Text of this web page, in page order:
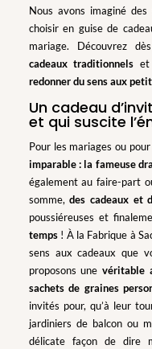
Nous avons imaginé
choisir en guise de
mariage. Découvrez
cadeaux traditionnels
redonner du sens aux
Un cadeau
et qui suscite
Pour les mariages ou
imparable : la fameuse
également au faire-part
somme,des cadeaux et
poussiéreuses et
temps! À la Fabrique à
sens aux cadeaux que
proposons une véritable
sachets de graines
invités pour, qu’à leur
jardiniers de balcon ou
délicate façon de dire